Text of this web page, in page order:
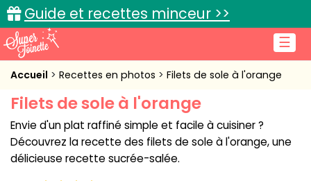
☰
Guide et recettes minceur >>
Accueil
Recettes de cuisine
Cuisine pratique
L'actu cuisine
Accueil Recettes en photos Filets de sole à l'orange
Filets de sole à l'orange
Envie d'un plat raffiné simple et facile à cuisiner ?
Découvrez la recette des filets de sole à l'orange, une
délicieuse recette sucrée-salée.